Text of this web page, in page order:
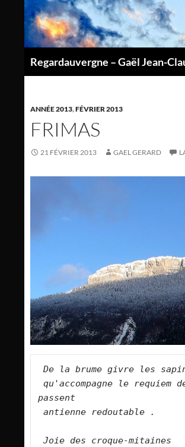
contenu
ANNÉE 2013,FÉVRIER 2013
FRIMAS
21 FÉVRIER 2013 GAEL GERARD
De la brume givre les
qu'accompagne le requiem
passent
antienne redoutable .
Joie des croque-